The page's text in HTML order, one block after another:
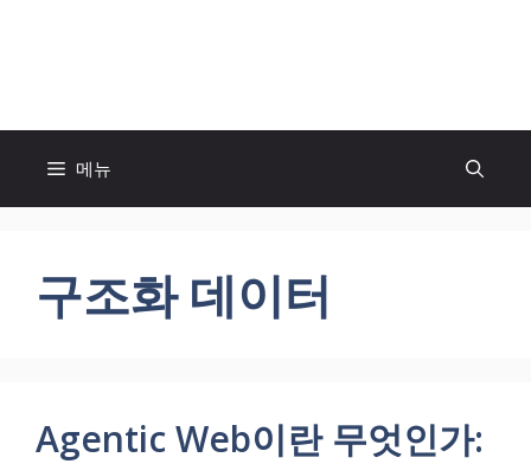
건
메뉴
구조화 데이터
Agentic Web이란 무엇인가: